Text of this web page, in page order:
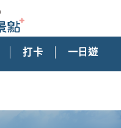
打卡 一日遊